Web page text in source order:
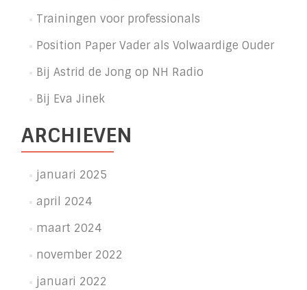
Trainingen voor professionals
Position Paper Vader als Volwaardige Ouder
Bij Astrid de Jong op NH Radio
Bij Eva Jinek
ARCHIEVEN
januari 2025
april 2024
maart 2024
november 2022
januari 2022